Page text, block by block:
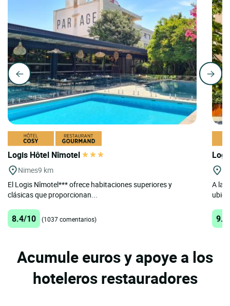
Logis Hôtel Nîmotel
Nimes9 km
El Logis Nîmotel*** ofrece habitaciones superiores y
clásicas que proporcionan...
8.4/10 (1037 comentarios)
A las
Acumule euros y apoye a los
hoteleros restauradores